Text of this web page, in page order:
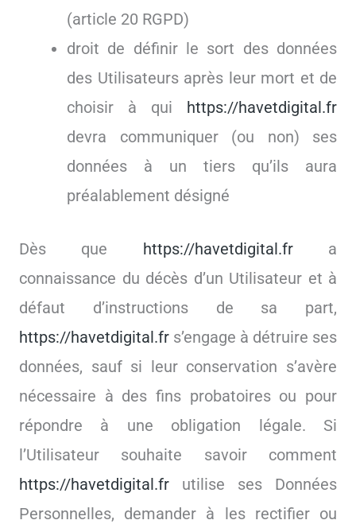
(article 20 RGPD)
droit de définir le sort des données
des Utilisateurs après leur mort et de
choisir à qui https://havetdigital.fr
devra communiquer (ou non) ses
données à un tiers qu’ils aura
préalablement désigné
Dès que https://havetdigital.fra
connaissance du décès d’un Utilisateur et à
défaut d’instructions de sa part,
https://havetdigital.fr s’engage à détruire ses
données, sauf si leur conservation s’avère
nécessaire à des fins probatoires ou pour
répondre à une obligation légale. Si
l’Utilisateur souhaite savoir comment
https://havetdigital.fr utilise ses Données
Personnelles, demander à les rectifier ou